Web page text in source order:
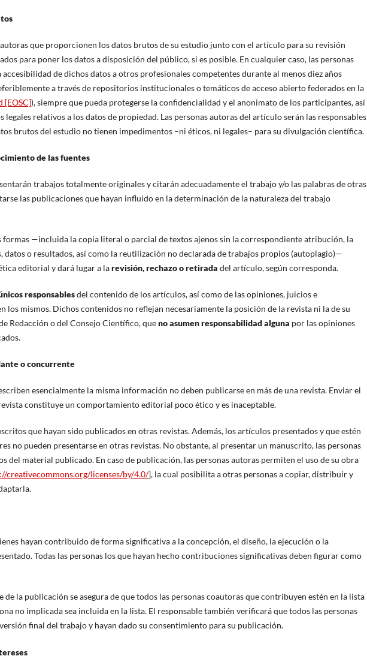
autoras que proporcionen los datos brutos de su estudio junto con el artículo para su revisión
para poner los datos a disposición del público, si es posible. En cualquier caso, las personas
de dichos datos a otros profesionales competentes durante al menos diez años
a través de repositorios institucionales o temáticos de acceso abierto federados en la
[EOSC]), siempre que pueda protegerse la confidencialidad y el anonimato de los participantes, así
legales relativos a los datos de propiedad. Las personas autoras del artículo serán las responsables
brutos del estudio no tienen impedimentos –ni éticos, ni legales– para su divulgación científica.
de las fuentes
trabajos totalmente originales y citarán adecuadamente el trabajo y/o las palabras de otras
las publicaciones que hayan influido en la determinación de la naturaleza del trabajo
formas —incluida la copia literal o parcial de textos ajenos sin la correspondiente atribución, la
datos o resultados, así como la reutilización no declarada de trabajos propios (autoplagio)—
editorial y dará lugar a larevisión, rechazo o retirada del artículo, según corresponda.
responsablesdel contenido de los artículos, así como de las opiniones, juicios e
los mismos. Dichos contenidos no reflejan necesariamente la posición de la revista ni la de su
Redacción o del Consejo Científico, queno asumen responsabilidad alguna por las opiniones
o concurrente
esencialmente la misma información no deben publicarse en más de una revista. Enviar el
constituye un comportamiento editorial poco ético y es inaceptable.
que hayan sido publicados en otras revistas. Además, los artículos presentados y que estén
no pueden presentarse en otras revistas. No obstante, al presentar un manuscrito, las personas
del material publicado. En caso de publicación, las personas autoras permiten el uso de su obra
creativecommons.org/licenses/by/4.0/], la cual posibilita a otras personas a copiar, distribuir y
hayan contribuido de forma significativa a la concepción, el diseño, la ejecución o la
Todas las personas los que hayan hecho contribuciones significativas deben figurar como
de la publicación se asegura de que todos las personas coautoras que contribuyen estén en la lista
no implicada sea incluida en la lista. El responsable también verificará que todos las personas
final del trabajo y hayan dado su consentimiento para su publicación.